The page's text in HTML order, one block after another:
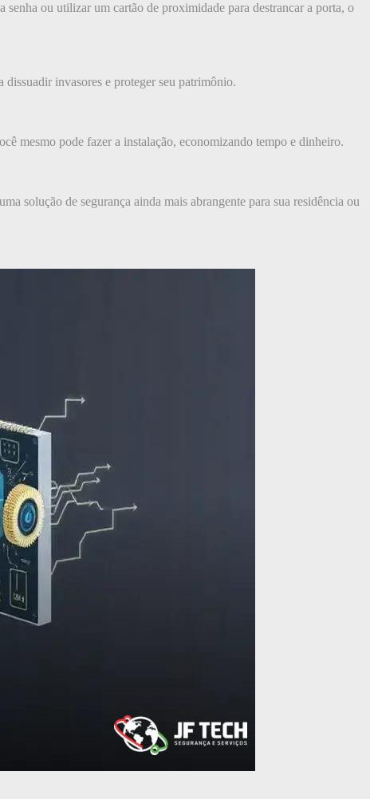
ou utilizar um cartão de proximidade para destrancar a porta, o
dissuadir invasores e proteger seu patrimônio.
mesmo pode fazer a instalação, economizando tempo e dinheiro.
solução de segurança ainda mais abrangente para sua residência ou